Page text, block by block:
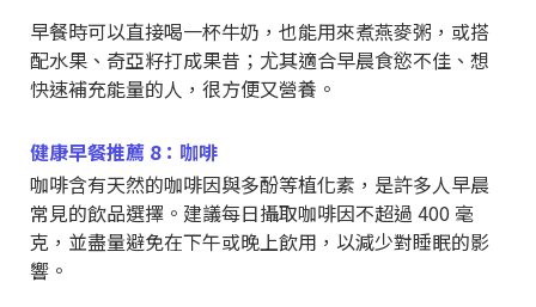
早餐時可以直接喝一杯牛奶，也能用來煮燕麥粥，或搭
配水果、奇亞籽打成果昔；尤其適合早晨食慾不佳、想
快速補充能量的人，很方便又營養。
健康早餐推薦 8：咖啡
咖啡含有天然的咖啡因與多酚等植化素，是許多人早晨
常見的飲品選擇。建議每日攝取咖啡因不超過 400 毫
克，並盡量避免在下午或晚上飲用，以減少對睡眠的影
響。